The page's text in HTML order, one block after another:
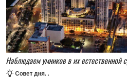
Наблюдаем умников в их естественной
Совет дня. .